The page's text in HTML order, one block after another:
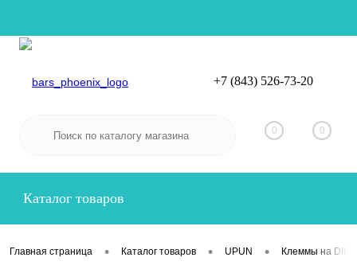
Вход
+7 (843) 526-73-20
0 0
Каталог товаров
Главная страница • Каталог товаров • UPUN • Клеммы на DIN-